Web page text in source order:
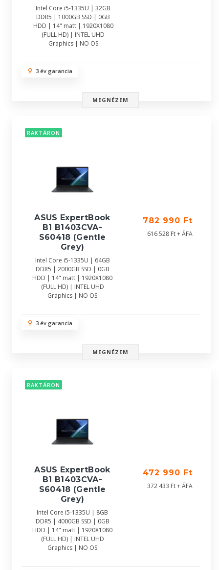
Intel Core i5-1335U | 32GB
DDR5 | 1000GB SSD | 0GB
HDD | 14" matt | 1920X1080
(FULL HD) | INTEL UHD
Graphics | NO OS
3 év garancia
MEGNÉZEM
RAKTÁRON
ASUS ExpertBook
B1 B1403CVA-
S60418 (Gentle
Grey)
Intel Core i5-1335U | 64GB
DDR5 | 2000GB SSD | 0GB
HDD | 14" matt | 1920X1080
(FULL HD) | INTEL UHD
Graphics | NO OS
782 990 Ft
616 528 Ft + ÁFA
3 év garancia
MEGNÉZEM
RAKTÁRON
ASUS ExpertBook
B1 B1403CVA-
S60418 (Gentle
Grey)
Intel Core i5-1335U | 8GB
DDR5 | 4000GB SSD | 0GB
HDD | 14" matt | 1920X1080
(FULL HD) | INTEL UHD
Graphics | NO OS
472 990 Ft
372 433 Ft + ÁFA